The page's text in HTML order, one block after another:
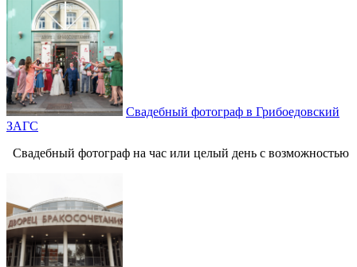
Свадебный фотограф в Грибоедовский
ЗАГС
Свадебный фотограф на час или целый день с возможностью